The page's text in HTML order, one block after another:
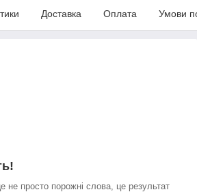
Доставка Оплата Умови
не просто порожні слова, це результат